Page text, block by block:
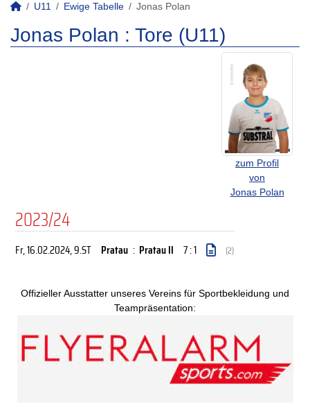
U11 Ewige Tabelle Jonas Polan
Jonas Polan : Tore (U11)
zum Profil
von
Jonas Polan
2023/24
Fr, 16.02.2024, 9.ST Pratau : Pratau II 7 : 1 (2)
Offizieller Ausstatter unseres Vereins für Sportbekleidung und
Teampräsentation: